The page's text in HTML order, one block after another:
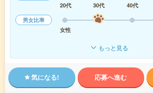
20代
30代 40代
男女比率
女性
もっと見る
気になる! 応募へ進む